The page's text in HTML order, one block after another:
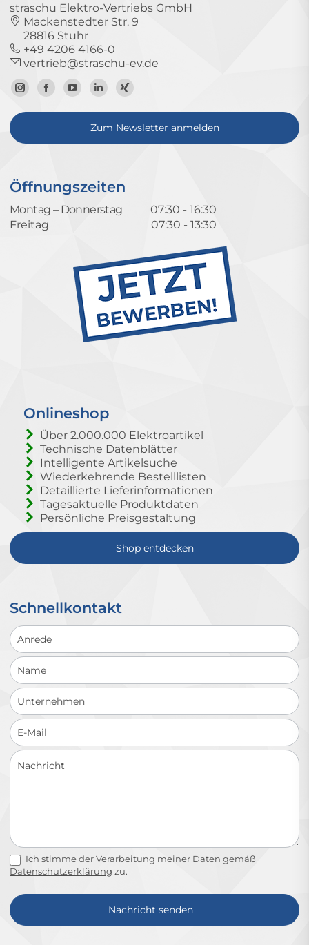
straschu Elektro-Vertriebs GmbH
Mackenstedter Str. 9
28816 Stuhr
+49 4206 4166-0
vertrieb@straschu-ev.de
Zum
Instagram-
Zur
Facebook-
Zum
YouTube-
Kanal
Zum
LinkedIn-
Profil
Zum
Xing-
Profil
Zum Newsletter anmelden
Öffnungszeiten
Montag – Donnerstag
07:30 - 16:30
Freitag
07:30 - 13:30
Onlineshop
Über 2.000.000 Elektroartikel
Technische Datenblätter
Intelligente Artikelsuche
Wiederkehrende Bestelllisten
Detaillierte Lieferinformationen
Tagesaktuelle Produktdaten
Persönliche Preisgestaltung
Shop entdecken
Schnellkontakt
Schnellkontakt
Ich stimme der Verarbeitung meiner Daten gemäß
Datenschutzerklärung zu.
Nachricht senden